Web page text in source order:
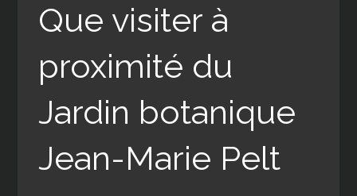
Que visiter à
proximité du
Jardin botanique
Jean-Marie Pelt